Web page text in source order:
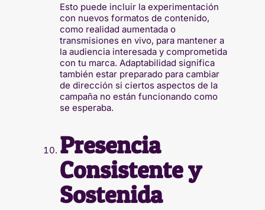
Esto puede incluir la experimentación
con nuevos formatos de contenido,
como realidad aumentada o
transmisiones en vivo, para mantener a
la audiencia interesada y comprometida
con tu marca. Adaptabilidad significa
también estar preparado para cambiar
de dirección si ciertos aspectos de la
campaña no están funcionando como
se esperaba.
Presencia
Consistente y
Sostenida